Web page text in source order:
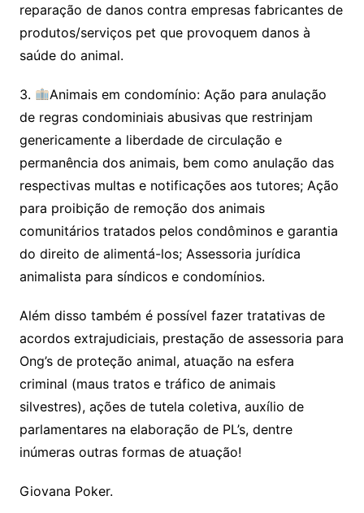
reparação de danos contra empresas fabricantes de
produtos/serviços pet que provoquem danos à
saúde do animal.
3.
Animais em condomínio: Ação para anulação
de regras condominiais abusivas que restrinjam
genericamente a liberdade de circulação e
permanência dos animais, bem como anulação das
respectivas multas e notificações aos tutores; Ação
para proibição de remoção dos animais
comunitários tratados pelos condôminos e garantia
do direito de alimentá-los; Assessoria jurídica
animalista para síndicos e condomínios.
Além disso também é possível fazer tratativas de
acordos extrajudiciais, prestação de assessoria para
Ong’s de proteção animal, atuação na esfera
criminal (maus tratos e tráfico de animais
silvestres), ações de tutela coletiva, auxílio de
parlamentares na elaboração de PL’s, dentre
inúmeras outras formas de atuação!
Giovana Poker.